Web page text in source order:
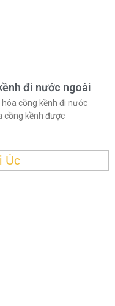
đi nước ngoài
cồng kềnh đi nước
cồng kềnh được